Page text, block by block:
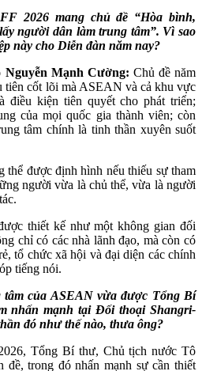
2026 mang chủ đề “Hòa bình,
người dân làm trung tâm”. Vì sao
này cho Diễn đàn năm nay?
Mạnh Cường: Chủ đề năm
tiên cốt lõi mà ASEAN và cả khu vực
điều kiện tiên quyết cho phát triển;
của mọi quốc gia thành viên; còn
tâm chính là tinh thần xuyên suốt
được định hình nếu thiếu sự tham
người vừa là chủ thể, vừa là người
thiết kế như một không gian đối
chỉ có các nhà lãnh đạo, mà còn có
tổ chức xã hội và đại diện các chính
tiếng nói.
tâm của ASEAN vừa được Tổng Bí
nhấn mạnh tại Đối thoại Shangri-
đó như thế nào, thưa ông?
Tổng Bí thư, Chủ tịch nước Tô
đề, trong đó nhấn mạnh sự cần thiết